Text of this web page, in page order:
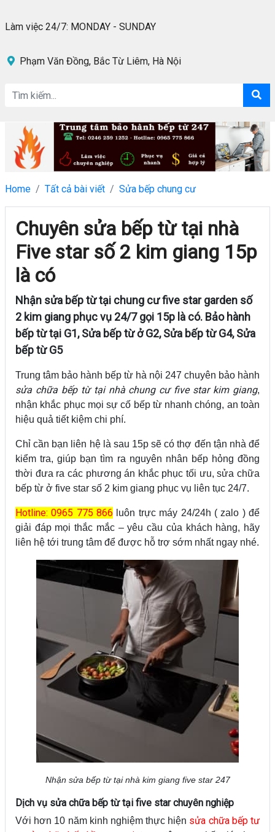
Làm việc 24/7: MONDAY - SUNDAY
Phạm Văn Đồng, Bắc Từ Liêm, Hà Nội
Home Tất cả bài viết Sửa bếp chung cư
Chuyên sửa bếp từ tại nhà
Five star số 2 kim giang 15p
là có
Nhận sửa bếp từ tại chung cư five star garden số
2 kim giang phục vụ 24/7 gọi 15p là có. Bảo hành
bếp từ tại G1, Sửa bếp từ ở G2, Sửa bếp từ G4, Sửa
bếp từ G5
Trung tâm bảo hành bếp từ hà nội 247 chuyên bảo hành
sửa chữa bếp từ tại nhà chung cư five star kim giang,
nhận khắc phục mọi sự cố bếp từ nhanh chóng, an toàn
hiệu quả tiết kiệm chi phí.
Chỉ cần bạn liên hệ là sau 15p sẽ có thợ đến tận nhà để
kiểm tra, giúp bạn tìm ra nguyên nhân bếp hỏng đồng
thời đưa ra các phương án khắc phục tối ưu, sửa chữa
bếp từ ở five star số 2 kim giang phục vụ liên tục 24/7.
Hotline: 0965 775 866 luôn trực máy 24/24h ( zalo ) để
giải đáp mọi thắc mắc – yêu cầu của khách hàng, hãy
liên hệ tới trung tâm để được hỗ trợ sớm nhất ngay nhé.
Nhận sửa bếp từ tại nhà kim giang five star 247
Dịch vụ sửa chữa bếp từ tại five star chuyên nghiệp
Với hơn 10 năm kinh nghiệm thực hiện sửa chữa bếp tư